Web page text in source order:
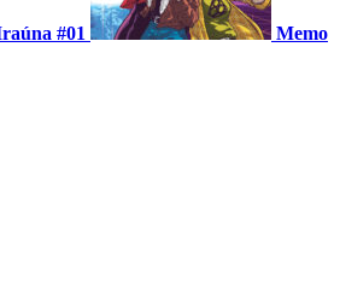
#01
Memo